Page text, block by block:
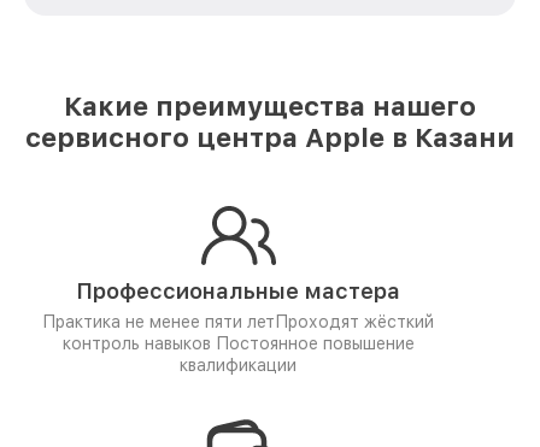
Какие преимущества нашего
сервисного центра Apple в Казани
Профессиональные мастера
Практика не менее пяти лет Проходят жёсткий
контроль навыков Постоянное повышение
квалификации